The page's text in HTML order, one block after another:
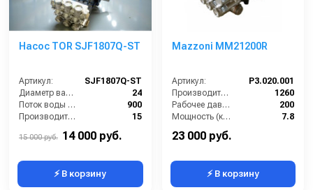
Насос TOR SJF1807Q-ST
Артикул:
SJF1807Q-ST
Диаметр вала (мм):
24
Поток воды (л/час):
900
Производительность (л/мин):
15
15 000 руб. 14 000 руб.
⚡ В корзину
Mazzoni MM21200R
Артикул:
P3.020.001
Производительность (л/ч):
1260
Рабочее давление (бар):
200
Мощность (кВт):
7.8
23 000 руб.
⚡ В корзину